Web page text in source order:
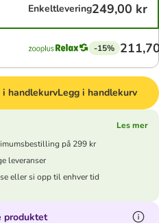
Enkeltlevering249,00 kr
-15%
i handlekurvLegg i handlekurv
Les mer
på 299 kr
leveranser
eller si opp til enhver tid
produktet